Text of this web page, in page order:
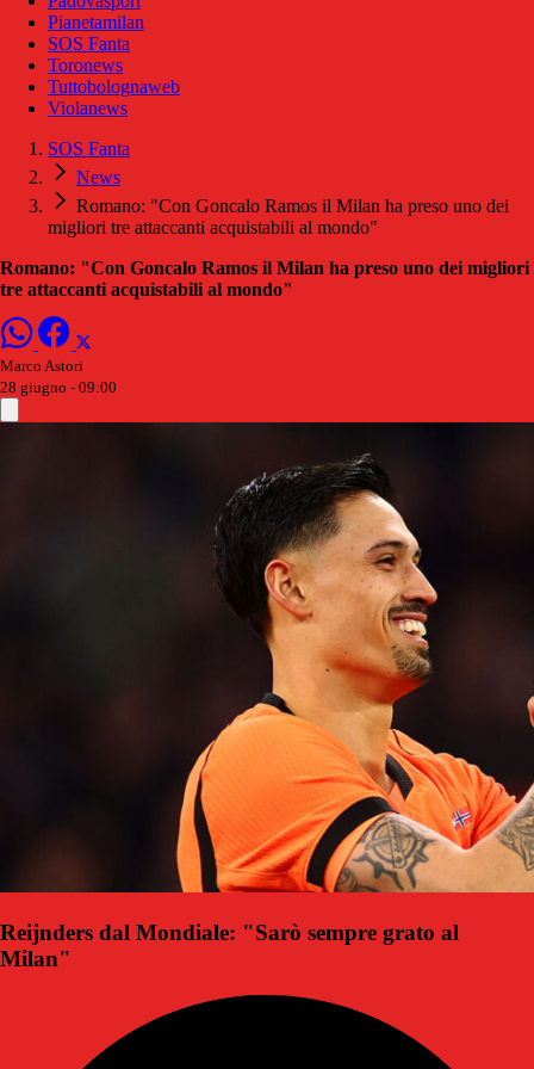
Pianetamilan
SOS Fanta
Toronews
Tuttobolognaweb
Violanews
SOS Fanta
News
Romano: "Con Goncalo Ramos il Milan ha preso uno dei
migliori tre attaccanti acquistabili al mondo"
Romano: "Con Goncalo Ramos il Milan ha preso uno dei migliori
tre attaccanti acquistabili al mondo"
Marco Astori
28 giugno - 09:00
Reijnders dal Mondiale: "Sarò sempre grato al
Milan"